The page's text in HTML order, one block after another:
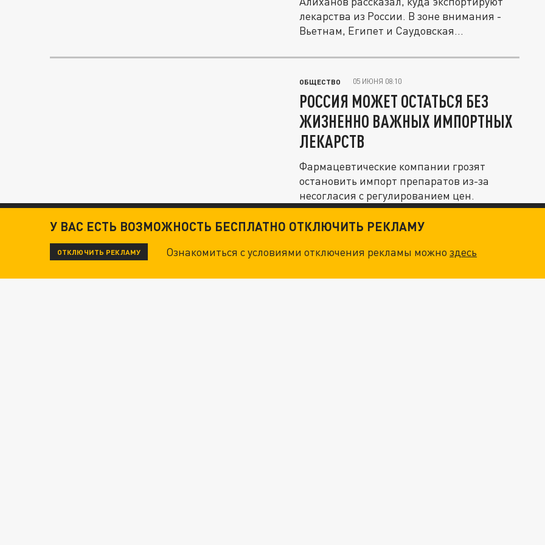
лекарства из России. В зоне внимания -
Вьетнам, Египет и Саудовская...
ОБЩЕСТВО 05 ИЮНЯ 08:10
РОССИЯ МОЖЕТ ОСТАТЬСЯ БЕЗ
ЖИЗНЕННО ВАЖНЫХ ИМПОРТНЫХ
ЛЕКАРСТВ
Фармацевтические компании грозят
остановить импорт препаратов из-за
несогласия с регулированием цен.
У ВАС ЕСТЬ ВОЗМОЖНОСТЬ БЕСПЛАТНО ОТКЛЮЧИТЬ РЕКЛАМУ
ОТКЛЮЧИТЬ РЕКЛАМУ Ознакомиться с условиями отключения рекламы можноздесь